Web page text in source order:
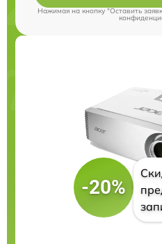
Нажимая на кнопку "Оставить
-20%